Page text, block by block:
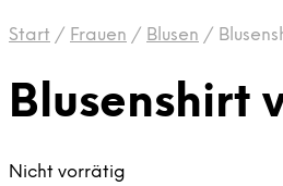
Start / Frauen / Blusen /
Blusenshirt
Nicht vorrätig